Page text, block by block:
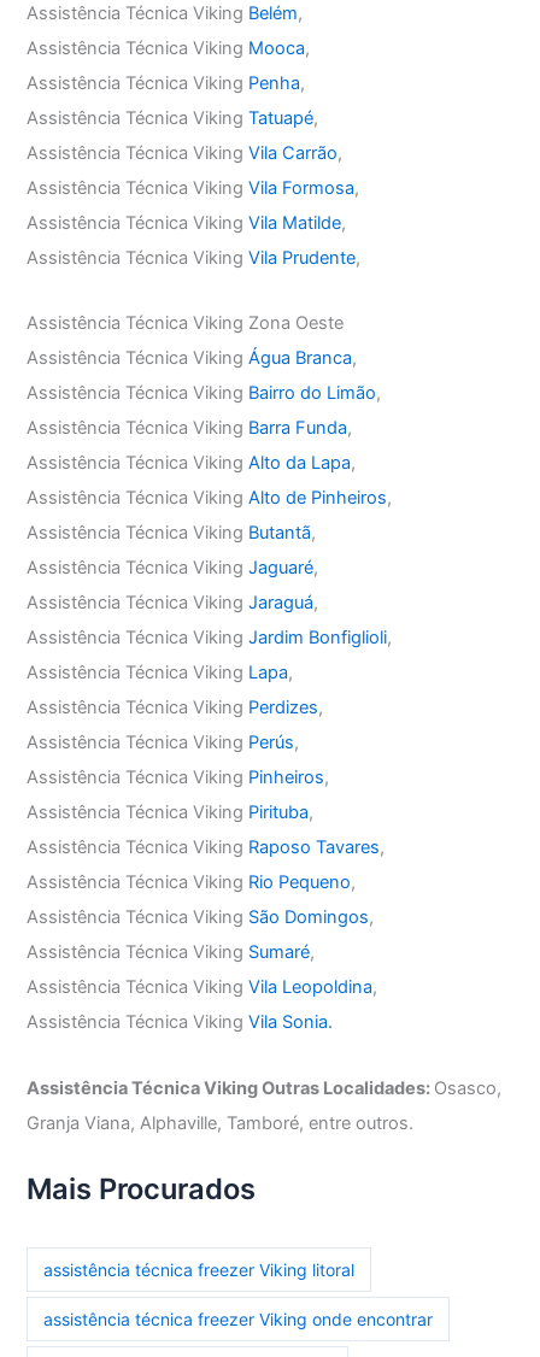
Assistência Técnica Viking Belém,
Assistência Técnica Viking Mooca,
Assistência Técnica Viking Penha,
Assistência Técnica VikingTatuapé,
Assistência Técnica VikingVila Carrão,
Assistência Técnica VikingVila Formosa,
Assistência Técnica VikingVila Matilde,
Assistência Técnica VikingVila Prudente,
Assistência Técnica Viking Zona Oeste
Assistência Técnica VikingÁgua Branca,
Assistência Técnica Viking Bairro do Limão,
Assistência Técnica Viking Barra Funda,
Assistência Técnica VikingAlto da Lapa,
Assistência Técnica VikingAlto de Pinheiros,
Assistência Técnica Viking Butantã,
Assistência Técnica VikingJaguaré,
Assistência Técnica VikingJaraguá,
Assistência Técnica VikingJardim Bonfiglioli,
Assistência Técnica Viking Lapa,
Assistência Técnica Viking Perdizes,
Assistência Técnica Viking Perús,
Assistência Técnica Viking Pinheiros,
Assistência Técnica Viking Pirituba,
Assistência Técnica Viking Raposo Tavares,
Assistência Técnica Viking Rio Pequeno,
Assistência Técnica Viking São Domingos,
Assistência Técnica Viking Sumaré,
Assistência Técnica VikingVila Leopoldina,
Assistência Técnica VikingVila Sonia.
Assistência Técnica Viking Outras Localidades: Osasco,
Granja Viana, Alphaville, Tamboré, entre outros.
Mais Procurados
assistência técnica freezer Viking litoral
assistência técnica freezer Viking onde encontrar